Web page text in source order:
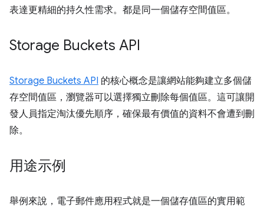
表達更精細的持久性需求。都是同一個儲存空間值區。
Storage Buckets API
Storage Buckets API 的核心概念是讓網站能夠建立多個儲
存空間值區，瀏覽器可以選擇獨立刪除每個值區。這可讓開
發人員指定淘汰優先順序，確保最有價值的資料不會遭到刪
除。
用途示例
舉例來說，電子郵件應用程式就是一個儲存值區的實用範